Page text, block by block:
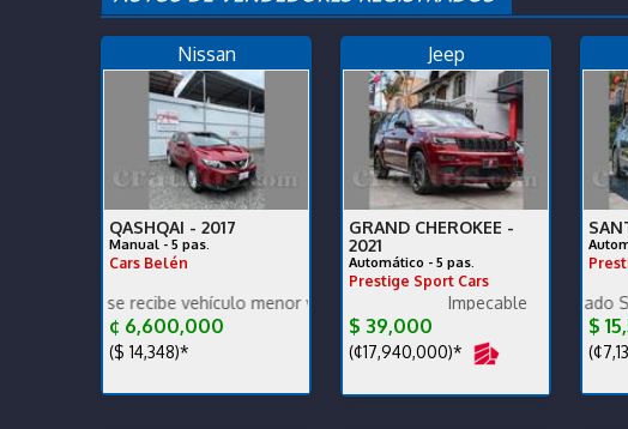
Nissan
QASHQAI - 2017
Manual - 5 pas.
Cars Belén
recibe vehículo menor valor garantía x escrito.
¢ 6,600,000
($ 14,348)*
Jeep
GRAND CHEROKEE -
2021
Automático - 5 pas.
Prestige Sport Cars
$ 39,000
(¢17,940,000)*
Poco km. Excelente estado Super
$